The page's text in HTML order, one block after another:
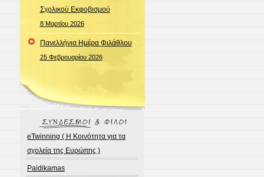
Σχολικού Εκφοβισμού
8 Μαρτίου 2026
Πανελλήνια Ημέρα Φιλάθλου
25 Φεβρουαρίου 2026
eTwinning ( Η Κοινότητα για τα
σχολεία της Ευρώπης )
Paidikamas